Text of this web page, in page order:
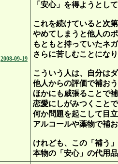
2008-09-19
「安心」を得ようとし
これを続けていると次
やめてしまうと他人の
もともと持っていたネ
さらに苦しむことにな
こういう人は、自分は
他人からの評価で補お
ほかにも威張ることで
恋愛にしがみつくこと
何か問題を起こして目
アルコールや薬物で補
けれども、この「補う
本物の「安心」の代用